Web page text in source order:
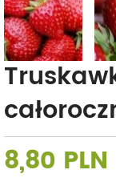
8,80 PLN